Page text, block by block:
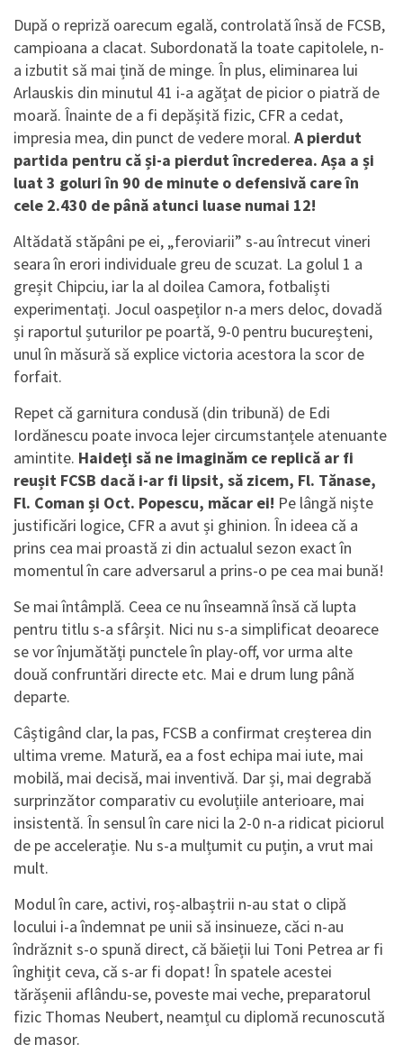
După o repriză oarecum egală, controlată însă de FCSB,
campioana a clacat. Subordonată la toate capitolele, n-
a izbutit să mai țină de minge. În plus, eliminarea lui
Arlauskis din minutul 41 i-a agățat de picior o piatră de
moară. Înainte de a fi depășită fizic, CFR a cedat,
impresia mea, din punct de vedere moral. A pierdut
partida pentru că și-a pierdut încrederea. Așa a și
luat 3 goluri în 90 de minute o defensivă care în
cele 2.430 de până atunci luase numai 12!
Altădată stăpâni pe ei, „feroviarii” s-au întrecut vineri
seara în erori individuale greu de scuzat. La golul 1 a
greșit Chipciu, iar la al doilea Camora, fotbaliști
experimentați. Jocul oaspeților n-a mers deloc, dovadă
și raportul șuturilor pe poartă, 9-0 pentru bucureșteni,
unul în măsură să explice victoria acestora la scor de
forfait.
Repet că garnitura condusă (din tribună) de Edi
Iordănescu poate invoca lejer circumstanțele atenuante
amintite. Haideți să ne imaginăm ce replică ar fi
reușit FCSB dacă i-ar fi lipsit, să zicem, Fl. Tănase,
Fl. Coman și Oct. Popescu, măcar ei! Pe lângă niște
justificări logice, CFR a avut și ghinion. În ideea că a
prins cea mai proastă zi din actualul sezon exact în
momentul în care adversarul a prins-o pe cea mai bună!
Se mai întâmplă. Ceea ce nu înseamnă însă că lupta
pentru titlu s-a sfârșit. Nici nu s-a simplificat deoarece
se vor înjumătăți punctele în play-off, vor urma alte
două confruntări directe etc. Mai e drum lung până
departe.
Câștigând clar, la pas, FCSB a confirmat creșterea din
ultima vreme. Matură, ea a fost echipa mai iute, mai
mobilă, mai decisă, mai inventivă. Dar și, mai degrabă
surprinzător comparativ cu evoluțiile anterioare, mai
insistentă. În sensul în care nici la 2-0 n-a ridicat piciorul
de pe accelerație. Nu s-a mulțumit cu puțin, a vrut mai
mult.
Modul în care, activi, roș-albaștrii n-au stat o clipă
locului i-a îndemnat pe unii să insinueze, căci n-au
îndrăznit s-o spună direct, că băieții lui Toni Petrea ar fi
înghițit ceva, că s-ar fi dopat! În spatele acestei
tărășenii aflându-se, poveste mai veche, preparatorul
fizic Thomas Neubert, neamțul cu diplomă recunoscută
de masor.